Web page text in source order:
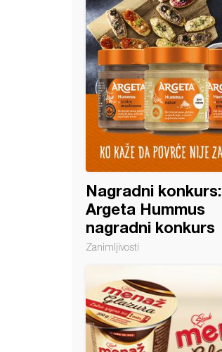
Nagradni konkurs:
Argeta Hummus
nagradni konkurs
Zanimljivosti